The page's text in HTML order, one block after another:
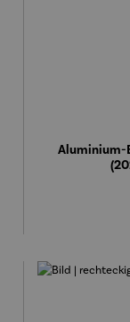
Aluminium-